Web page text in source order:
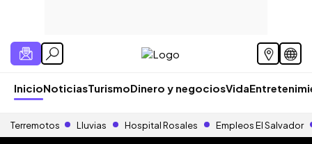
InicioNoticiasTurismoDinero y negociosVida
Terremotos Lluvias Hospital Rosales Empleos El Salvador